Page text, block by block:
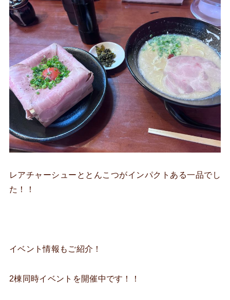
レアチャーシューととんこつがインパクトある一品でし
た！！
イベント情報もご紹介！
2棟同時イベントを開催中です！！